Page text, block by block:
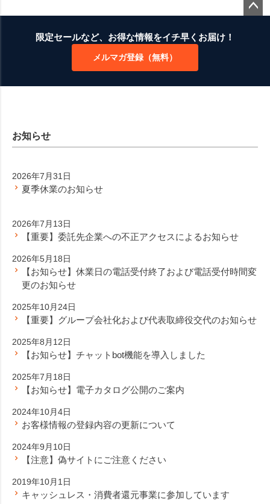
限定セールなど、お得な情報をイチ早くお届け！
メルマガ登録（無料）
お知らせ
2026年7月31日
夏季休業のお知らせ
2026年7月13日
【重要】委託先企業への不正アクセスによるお知らせ
2026年5月18日
【お知らせ】休業日の電話受付終了および電話受付時間変
更のお知らせ
2025年10月24日
【重要】グループ会社化および代表取締役交代のお知らせ
2025年8月12日
【お知らせ】チャットbot機能を導入しました
2025年7月18日
【お知らせ】電子カタログ公開のご案内
2024年10月4日
お客様情報の登録内容の更新について
2024年9月10日
【注意】偽サイトにご注意ください
2019年10月1日
キャッシュレス・消費者還元事業に参加しています